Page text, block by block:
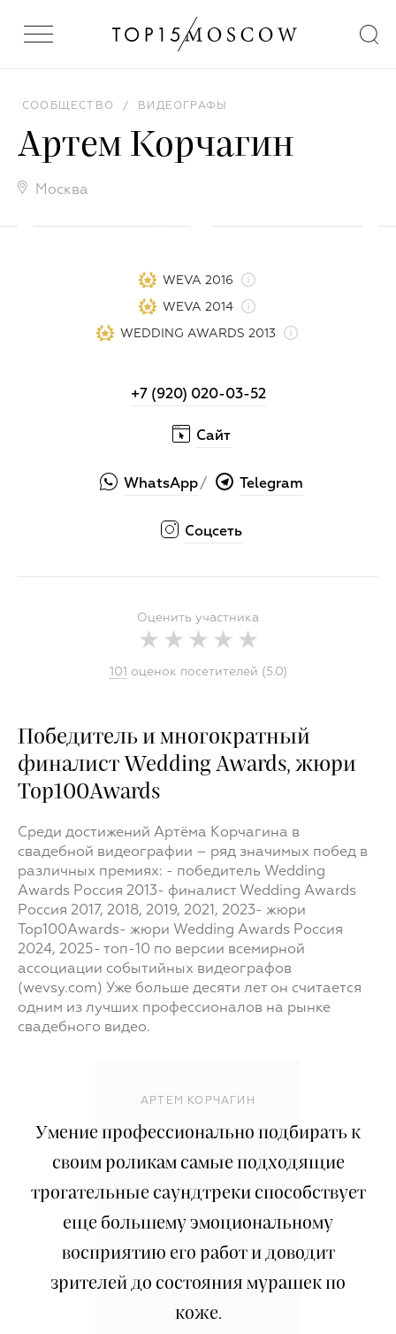
СООБЩЕСТВО / ВИДЕОГРАФЫ
Артем Корчагин
Москва
WEVA 2016
WEVA 2014
WEDDING AWARDS 2013
Оценить участника
101 оценок посетителей (5.0)
+7 (920) 020-03-52
Сайт
WhatsApp/ Telegram
Соцсеть
Победитель и многократный
финалист Wedding Awards, жюри
Top100Awards
Среди достижений Артёма Корчагина в
свадебной видеографии – ряд значимых побед в
различных премиях: - победитель Wedding
Awards Россия 2013- финалист Wedding Awards
Россия 2017, 2018, 2019, 2021, 2023- жюри
Top100Awards- жюри Wedding Awards Россия
2024, 2025- топ-10 по версии всемирной
ассоциации событийных видеографов
(wevsy.com) Уже больше десяти лет он считается
одним из лучших профессионалов на рынке
свадебного видео.
АРТЕМ КОРЧАГИН
Умение профессионально подбирать к
своим роликам самые подходящие
трогательные саундтреки способствует
еще большему эмоциональному
восприятию его работ и доводит
зрителей до состояния мурашек по
коже.